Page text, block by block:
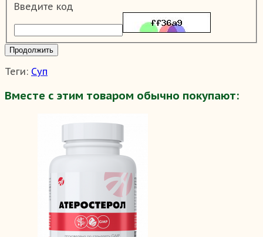
Введите код
Продолжить
Теги: Суп
Вместе с этим товаром обычно покупают: